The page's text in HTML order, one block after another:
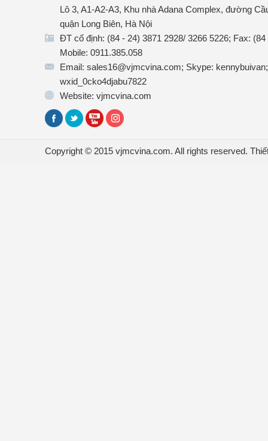
Lô 3, A1-A2-A3, Khu nhà Adana Complex, đường
quận Long Biên, Hà Nội
ĐT cố định: (84 - 24) 3871 2928/ 3266 5226; Fax:
Mobile: 0911.385.058
Email: sales16@vjmcvina.com; Skype:
wxid_0cko4djabu7822
Website: vjmcvina.com
Copyright © 2015 vjmcvina.com. All rights reserved.